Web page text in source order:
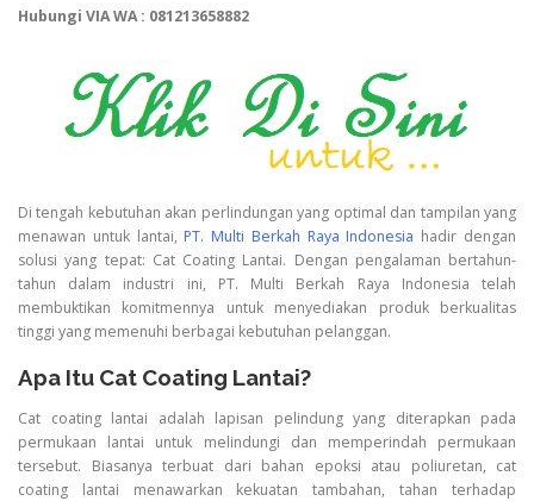
Hubungi VIA WA : 081213658882
Di tengah kebutuhan akan perlindungan yang optimal dan tampilan yang
menawan untuk lantai, PT. Multi Berkah Raya Indonesia hadir dengan
solusi yang tepat: Cat Coating Lantai. Dengan pengalaman bertahun-
tahun dalam industri ini, PT. Multi Berkah Raya Indonesia telah
membuktikan komitmennya untuk menyediakan produk berkualitas
tinggi yang memenuhi berbagai kebutuhan pelanggan.
Apa Itu Cat Coating Lantai?
Cat coating lantai adalah lapisan pelindung yang diterapkan pada
permukaan lantai untuk melindungi dan memperindah permukaan
tersebut. Biasanya terbuat dari bahan epoksi atau poliuretan, cat
coating lantai menawarkan kekuatan tambahan, tahan terhadap